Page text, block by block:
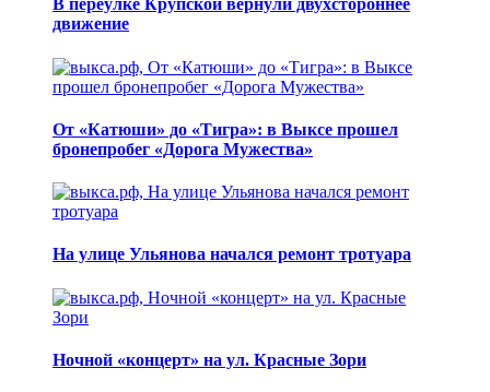
В переулке Крупской вернули двухстороннее
движение
От «Катюши» до «Тигра»: в Выксе прошел
бронепробег «Дорога Мужества»
На улице Ульянова начался ремонт тротуара
Ночной «концерт» на ул. Красные Зори